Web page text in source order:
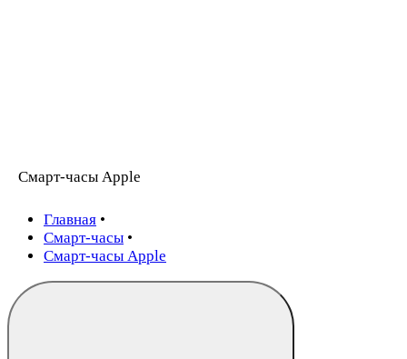
Смарт-часы Apple
Главная •
Смарт-часы •
Смарт-часы Apple